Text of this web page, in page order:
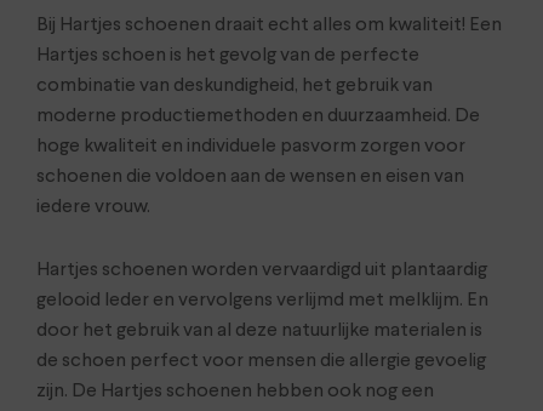
Bij Hartjes schoenen draait echt alles om kwaliteit! Een
Hartjes schoen is het gevolg van de perfecte
combinatie van deskundigheid, het gebruik van
moderne productiemethoden en duurzaamheid. De
hoge kwaliteit en individuele pasvorm zorgen voor
schoenen die voldoen aan de wensen en eisen van
iedere vrouw.
Hartjes schoenen worden vervaardigd uit plantaardig
gelooid leder en vervolgens verlijmd met melklijm. En
door het gebruik van al deze natuurlijke materialen is
de schoen perfect voor mensen die allergie gevoelig
zijn. De Hartjes schoenen hebben ook nog een